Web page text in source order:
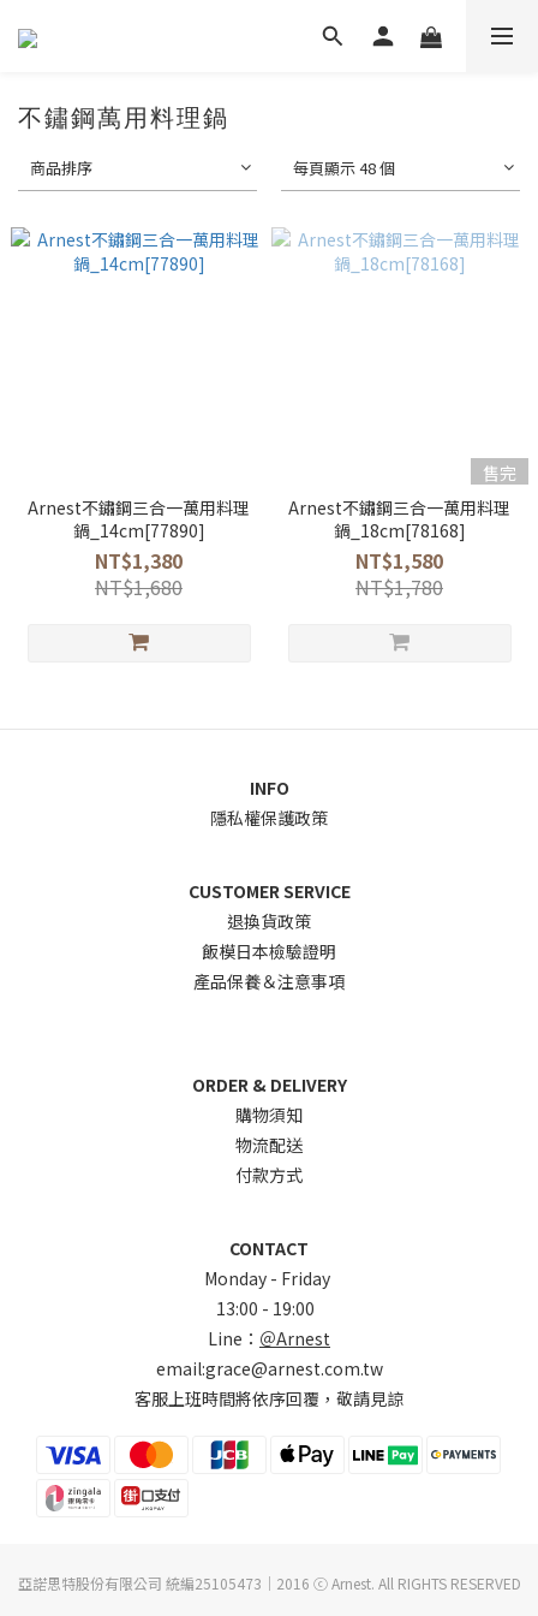
不鏽鋼萬用料理鍋
商品排序 每頁顯示 48 個
Arnest不鏽鋼三合一萬用料理
鍋_14cm[77890]
NT$1,380
NT$1,680
售完
Arnest不鏽鋼三合一萬用料理
鍋_18cm[78168]
NT$1,580
NT$1,780
INFO
隱私權保護政策
CUSTOMER SERVICE
退換貨政策
飯模日本檢驗證明
產品保養＆注意事項
ORDER & DELIVERY
購物須知
物流配送
付款方式
CONTACT
Monday - Friday
13:00 - 19:00
Line： ＠Arnest
email:grace@arnest.com.tw
客服上班時間將依序回覆，敬請見諒
亞諾思特股份有限公司 統編25105473｜2016 ⓒ Arnest. All RIGHTS RESERVED